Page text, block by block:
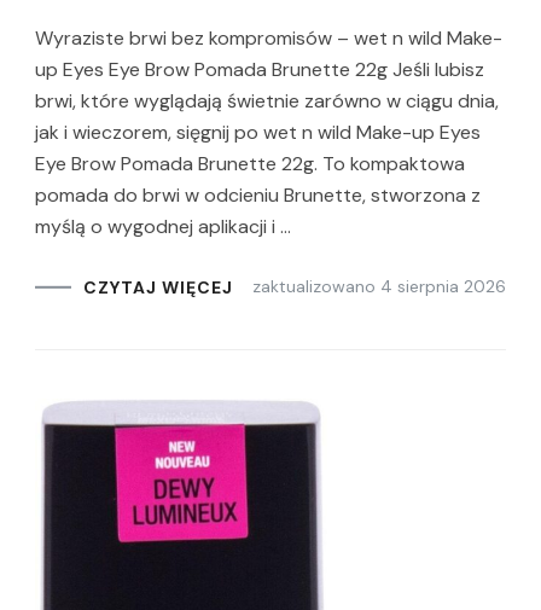
Wyraziste brwi bez kompromisów – wet n wild Make-
up Eyes Eye Brow Pomada Brunette 22g Jeśli lubisz
brwi, które wyglądają świetnie zarówno w ciągu dnia,
jak i wieczorem, sięgnij po wet n wild Make-up Eyes
Eye Brow Pomada Brunette 22g. To kompaktowa
pomada do brwi w odcieniu Brunette, stworzona z
myślą o wygodnej aplikacji i …
CZYTAJ WIĘCEJ zaktualizowano 4 sierpnia 2026